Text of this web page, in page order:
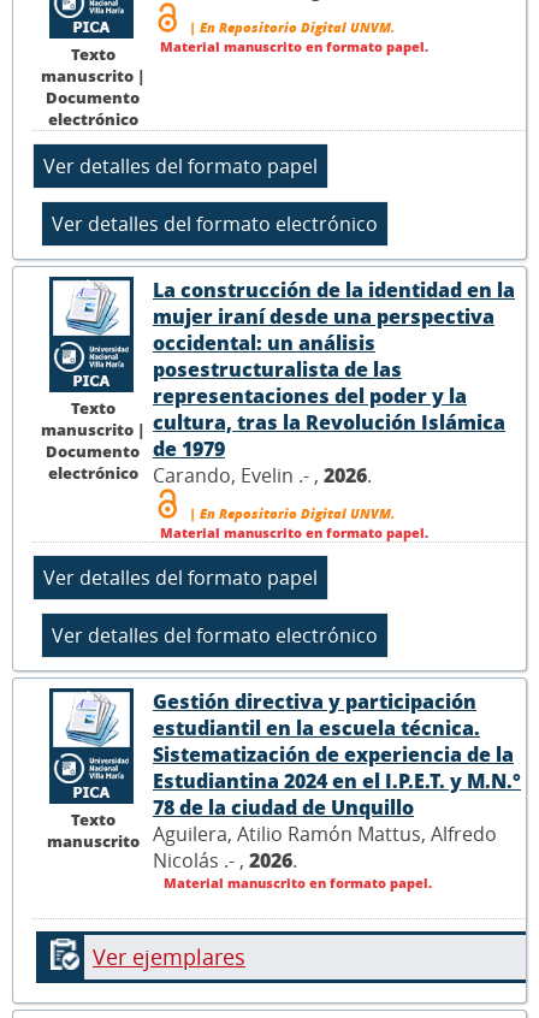
Texto
manuscrito |
Documento
electrónico
| En Repositorio Digital UNVM.
Material manuscrito en formato papel.
Texto
manuscrito |
Documento
electrónico
La construcción de la identidad en la
mujer iraní desde una perspectiva
occidental: un análisis
posestructuralista de las
representaciones del poder y la
cultura, tras la Revolución Islámica
de 1979
Carando, Evelin .- , 2026.
| En Repositorio Digital UNVM.
Material manuscrito en formato papel.
Texto
manuscrito
Gestión directiva y participación
estudiantil en la escuela técnica.
Sistematización de experiencia de la
Estudiantina 2024 en el I.P.E.T. y M.N.°
78 de la ciudad de Unquillo
Aguilera, Atilio Ramón Mattus, Alfredo
Nicolás .- , 2026.
Material manuscrito en formato papel.
Ver ejemplares